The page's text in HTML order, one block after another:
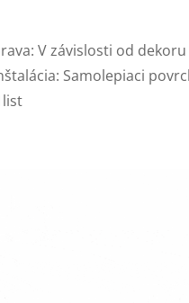
V závislosti od
Samolepiaci